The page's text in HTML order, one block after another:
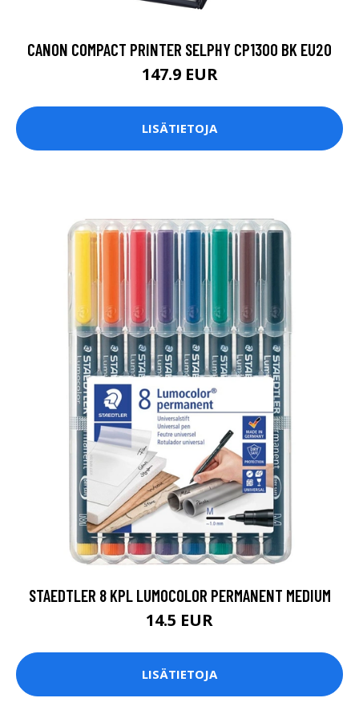
CANON COMPACT PRINTER SELPHY CP1300 BK EU20
147.9 EUR
LISÄTIETOJA
STAEDTLER 8 KPL LUMOCOLOR PERMANENT MEDIUM
14.5 EUR
LISÄTIETOJA